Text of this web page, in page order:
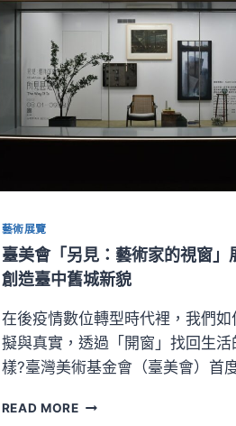
藝術展覽
臺美會「另見：藝術家的視窗」
創造臺中舊城新貌
在後疫情數位轉型時代裡，我們如
擬與真實，透過「開窗」找回生活
樣?臺灣美術基金會（臺美會）首
READ MORE臺